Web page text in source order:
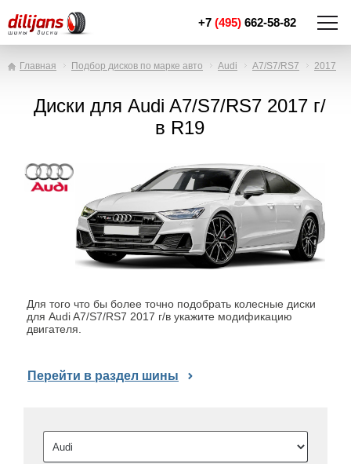
+7 (495) 662-58-82
Главная Подбор дисков по марке авто Audi A7/S7/RS7 2017
Диски для Audi A7/S7/RS7 2017 г/
в R19
Для того что бы более точно подобрать колесные диски
для Audi A7/S7/RS7 2017 г/в укажите модификацию
двигателя.
Перейти в раздел шины